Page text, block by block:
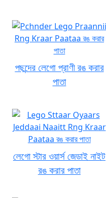
পছন্দের লেগো প্রাণী রঙ করার
পাতা
লেগো স্টার ওয়ার্স জেডাই নাইট
রঙ করার পাতা